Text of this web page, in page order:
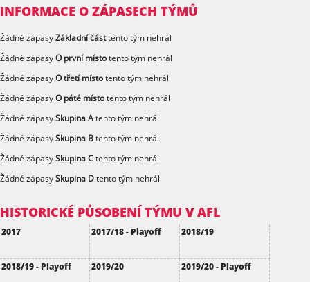
INFORMACE O ZÁPASECH TÝMŮ
Žádné zápasyZákladní částtento tým nehrál
Žádné zápasyO první místotento tým nehrál
Žádné zápasyO třetí místotento tým nehrál
Žádné zápasyO páté místotento tým nehrál
Žádné zápasySkupina Atento tým nehrál
Žádné zápasySkupina Btento tým nehrál
Žádné zápasySkupina Ctento tým nehrál
Žádné zápasySkupina Dtento tým nehrál
HISTORICKÉ PŮSOBENÍ TÝMU V AFL
2017 2017/18 - Playoff 2018/19
2018/19 - Playoff 2019/20 2019/20 - Playoff